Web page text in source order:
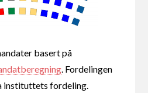
basert på
. Fordelingen
instituttets fordeling.